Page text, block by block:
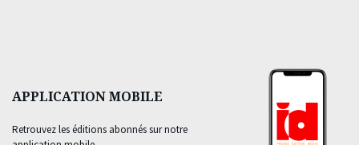
APPLICATION MOBILE
Retrouvez les éditions abonnés sur notre